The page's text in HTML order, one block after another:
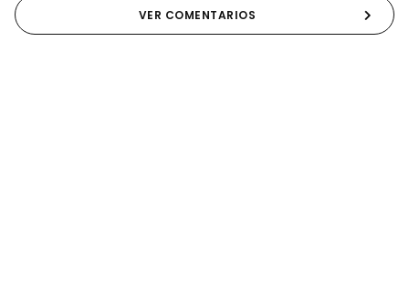
VER COMENTARIOS